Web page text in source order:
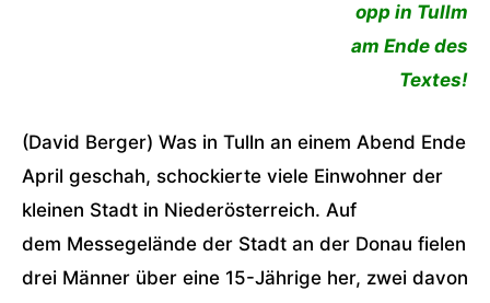
opp in Tullm
am Ende des
Textes!
(David Berger) Was in Tulln an einem Abend Ende
April geschah, schockierte viele Einwohner der
kleinen Stadt in Niederösterreich. Auf
dem Messegelände der Stadt an der Donau fielen
drei Männer über eine 15-Jährige her, zwei davon